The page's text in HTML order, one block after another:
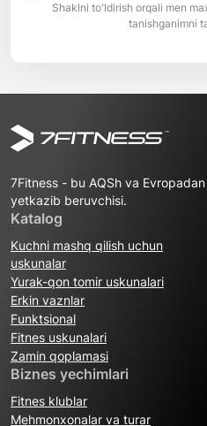
Shaklni to'ldirish orqali men
tanishganimni
7Fitness - bu AQSh va
yetkazib beruvchisi.
Katalog
Kuchni mashq qilish uchun
uskunalar
Yurak-qon tomir uskunalari
Erkin vaznlar
Funktsional
Fitnes uskunalari
Zamin qoplamasi
Biznes yechimlari
Fitnes klublar
Mehmonxonalar va turar